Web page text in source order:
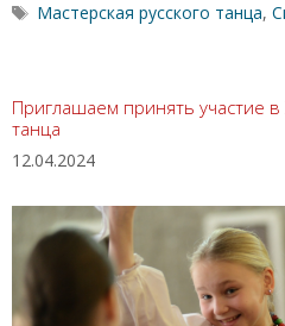
Метки
Мастерская русского танца,
Приглашаем принять участие в
танца
12.04.2024